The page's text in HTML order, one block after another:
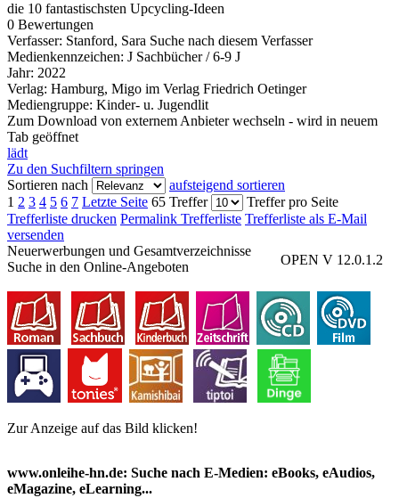
die 10 fantastischsten Upcycling-Ideen
0 Bewertungen
Verfasser: Stanford, Sara Suche nach diesem Verfasser
Medienkennzeichen: J Sachbücher / 6-9 J
Jahr: 2022
Verlag: Hamburg, Migo im Verlag Friedrich Oetinger
Mediengruppe: Kinder- u. Jugendlit
Zum Download von externem Anbieter wechseln - wird in neuem
Tab geöffnet
lädt
Zu den Suchfiltern springen
Sortieren nach
aufsteigend sortieren
1 2 3 4 5 6 7 Letzte Seite 65 Treffer
Treffer pro Seite
Trefferliste drucken Permalink Trefferliste Trefferliste als E-Mail
versenden
OPEN V 12.0.1.2
Neuerwerbungen und Gesamtverzeichnisse
Zur Anzeige auf das Bild klicken!
Suche in den Online-Angeboten
www.onleihe-hn.de: Suche nach E-Medien: eBooks, eAudios,
eMagazine, eLearning...